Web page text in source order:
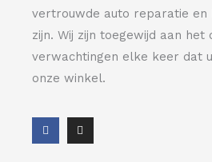
vertrouwde auto reparatie en
zijn. Wij zijn toegewijd aan
verwachtingen elke keer dat
onze winkel.
a
c
n
s